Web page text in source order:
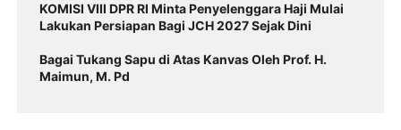
‎KOMISI VIII DPR RI Minta Penyelenggara Haji Mulai
Lakukan Persiapan Bagi JCH 2027 Sejak Dini
Bagai Tukang Sapu di Atas Kanvas Oleh Prof. H.
Maimun, M. Pd